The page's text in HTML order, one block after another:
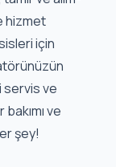
hizmet
için
servis ve
ve
şey!